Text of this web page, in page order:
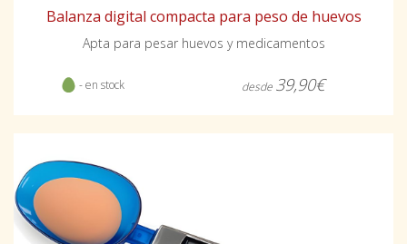
Balanza digital compacta para peso de huevos
Apta para pesar huevos y medicamentos
- en stock desde 39,90€